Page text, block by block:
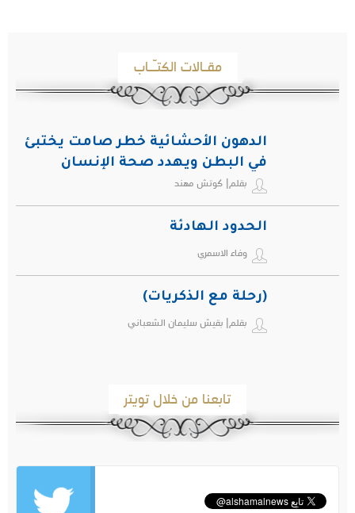
مقـالات الكتـّـاب
الدهون الأحشائية خطر صامت يختبئ
في البطن ويهدد صحة الإنسان
بقلم| كوتش مهند
الحدود الهادئة
وفاء الاسمري
(رحلة مع الذكريات)
بقلم| بقيش سليمان الشعباني
تابعنا من خلال تويتر